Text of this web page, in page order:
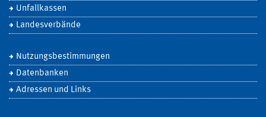
Unfallkassen
Landesverbände
Nutzungsbestimmungen
Datenbanken
Adressen und Links